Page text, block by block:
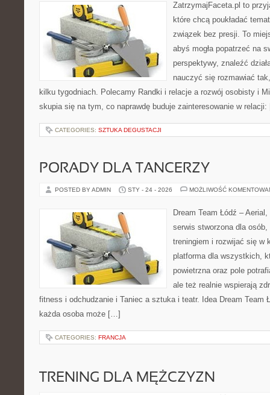
ZatrzymajFaceta.pl to
które chcą poukładać
związek bez presji. To
abyś mogła popatrzeć na
perspektywy, znaleźć
nauczyć się rozmawiać
kilku tygodniach. Polecamy Randki i relacje a rozwój osobisty i
skupia się na tym, co naprawdę buduje zainteresowanie w
CATEGORIES: SZTUKA DEGUSTACJI
PORADY DLA TANCERZY
POSTED BY ADMIN STY - 24 - 2026 MOŻLIWOŚĆ
Dream Team Łódź –
serwis stworzona dla
treningiem i rozwijać się w
platforma dla wszystkich,
powietrzna oraz pole
ale też realnie wspierają
fitness i odchudzanie i Taniec a sztuka i teatr. Idea Dream Team
każda osoba może […]
CATEGORIES: FRANCJA
TRENING DLA MĘŻCZYZN